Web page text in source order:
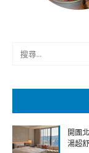
鍵
開團
湯超